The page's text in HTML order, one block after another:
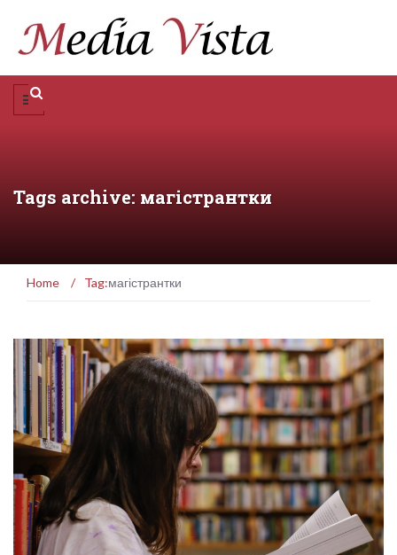
Tags archive: магістрантки
Home / Tag:магістрантки